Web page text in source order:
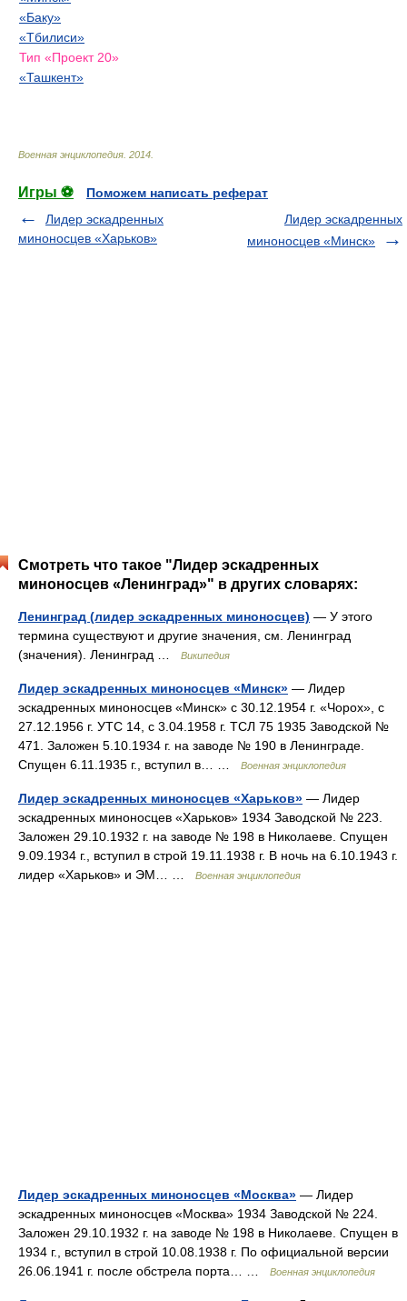
«Баку»
«Тбилиси»
Тип «Проект 20»
«Ташкент»
Военная энциклопедия 2014
Игры ⚽
Поможем написать реферат
Лидер эскадренных
миноносцев «Харьков»
Лидер эскадренных
миноносцев «Минск»
Смотреть что такое "Лидер эскадренных
миноносцев «Ленинград»" в других словарях:
Ленинград (лидер эскадренных миноносцев) — У этого
термина существуют и другие значения, см. Ленинград
(значения). Ленинград …
Википедия
Лидер эскадренных миноносцев «Минск» — Лидер
эскадренных миноносцев «Минск» с 30.12.1954 г. «Чорох», с
27.12.1956 г. УТС 14, с 3.04.1958 г. ТСЛ 75 1935 Заводской №
471. Заложен 5.10.1934 г. на заводе № 190 в Ленинграде.
Спущен 6.11.1935 г., вступил в… …
Военная энциклопедия
Лидер эскадренных миноносцев «Харьков» — Лидер
эскадренных миноносцев «Харьков» 1934 Заводской № 223.
Заложен 29.10.1932 г. на заводе № 198 в Николаеве. Спущен
9.09.1934 г., вступил в строй 19.11.1938 г. В ночь на 6.10.1943 г.
лидер «Харьков» и ЭМ… …
Военная энциклопедия
Лидер эскадренных миноносцев «Москва» — Лидер
эскадренных миноносцев «Москва» 1934 Заводской № 224.
Заложен 29.10.1932 г. на заводе № 198 в Николаеве. Спущен в
1934 г., вступил в строй 10.08.1938 г. По официальной версии
26.06.1941 г. после обстрела порта… …
Военная энциклопедия